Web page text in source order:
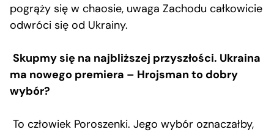
pogrąży się w chaosie, uwaga Zachodu całkowicie
odwróci się od Ukrainy.
Skupmy się na najbliższej przyszłości. Ukraina
ma nowego premiera – Hrojsman to dobry
wybór?
To człowiek Poroszenki. Jego wybór oznaczałby,